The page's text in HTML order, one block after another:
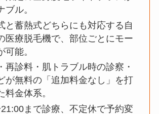
ブル。
と蓄熱式どちらにも対応する自
医療脱毛機で、部位ごとにモー
可能。
再診料・肌トラブル時の診察・
が無料の「追加料金なし」を打
料金体系。
まで診療、不定休で予約変